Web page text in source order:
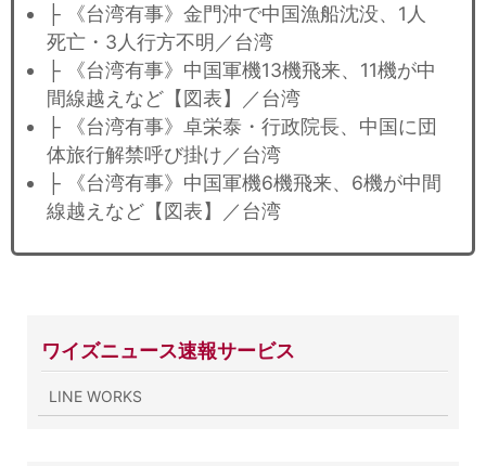
├ 《台湾有事》金門沖で中国漁船沈没、1人
死亡・3人行方不明／台湾
├ 《台湾有事》中国軍機13機飛来、11機が中
間線越えなど【図表】／台湾
├ 《台湾有事》卓栄泰・行政院長、中国に団
体旅行解禁呼び掛け／台湾
├ 《台湾有事》中国軍機6機飛来、6機が中間
線越えなど【図表】／台湾
ワイズニュース速報サービス
LINE WORKS